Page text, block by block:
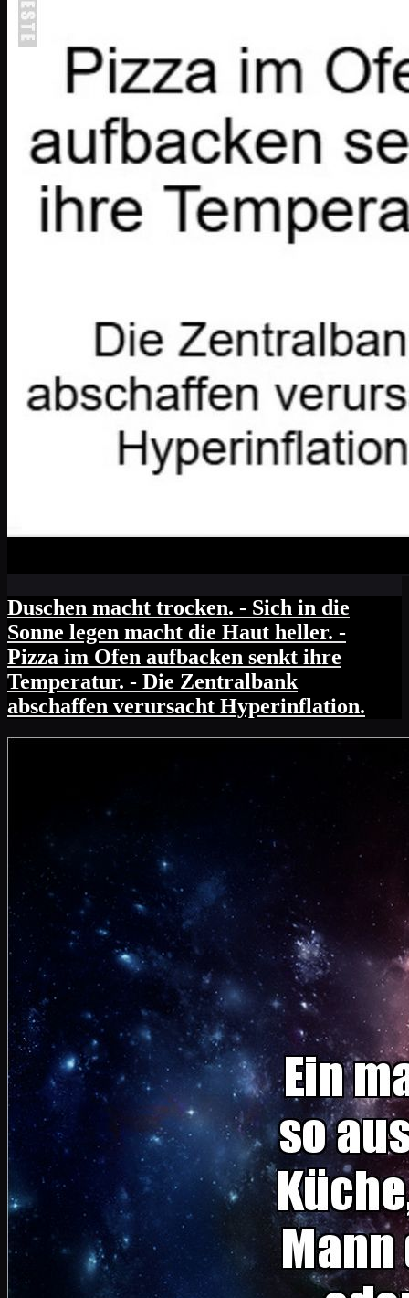
Duschen macht trocken. - Sich in die
Sonne legen macht die Haut heller. -
Pizza im Ofen aufbacken senkt ihre
Temperatur. - Die Zentralbank
abschaffen verursacht Hyperinflation.